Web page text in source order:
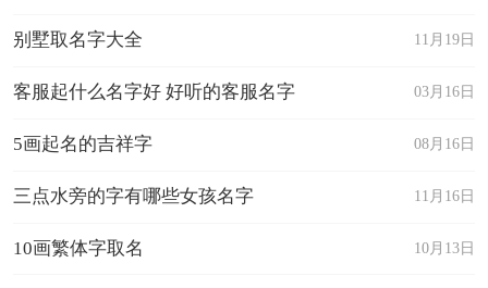
11月19日
别墅取名字大全
03月16日
客服起什么名字好 好听的客服名字
08月16日
5画起名的吉祥字
11月16日
三点水旁的字有哪些女孩名字
10月13日
10画繁体字取名